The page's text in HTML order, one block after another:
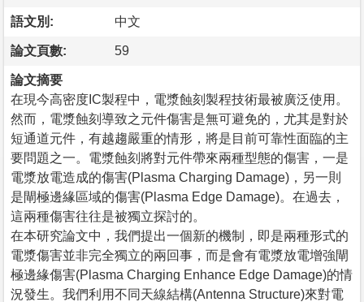
語文別: 中文
論文頁數: 59
論文摘要
在現今高密度IC製程中，電漿蝕刻製程技術最被廣泛使用。
然而，電漿蝕刻導致之元件傷害是無可避免的，尤其是對於
短通道元件，有越趨嚴重的情形，將是目前可靠性面臨的主
要問題之一。電漿蝕刻將對元件帶來兩種型態的傷害，一是
電漿放電造成的傷害(Plasma Charging Damage)，另一則
是閘極邊緣區域的傷害(Plasma Edge Damage)。在過去，
這兩種傷害往往是被獨立探討的。
在本研究論文中，我們提出一個新的機制，即是兩種形式的
電漿傷害並非完全獨立的兩回事，而是會有電漿放電增強閘
極邊緣傷害(Plasma Charging Enhance Edge Damage)的情
況發生。我們利用不同天線結構(Antenna Structure)來對電